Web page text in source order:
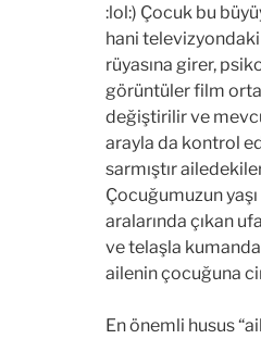
:lol:) Çocuk bu
hani televizyondaki
rüyasına girer,
görüntüler film
değiştirilir ve
arayla da kontrol
sarmıştır
Çocuğumuzun
aralarında çıkan
ve telaşla
ailenin çocuğuna
En önemli husus